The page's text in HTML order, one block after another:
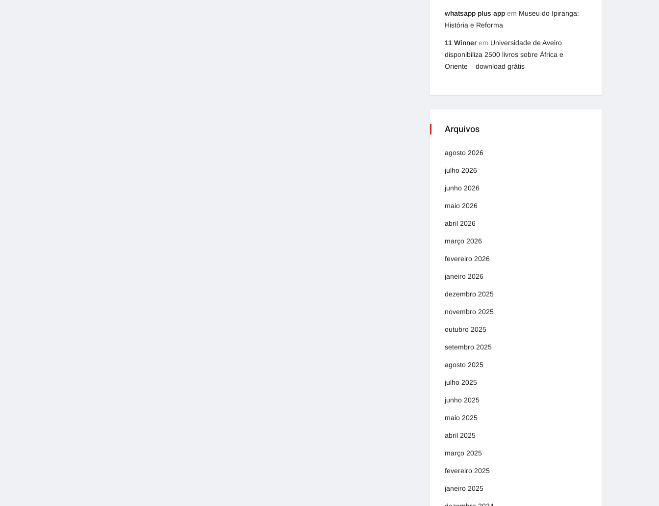
whatsapp plus app em Museu do Ipiranga:
História e Reforma
11 Winner em Universidade de Aveiro
disponibiliza 2500 livros sobre África e
Oriente – download grátis
Arquivos
agosto 2026
julho 2026
junho 2026
maio 2026
abril 2026
março 2026
fevereiro 2026
janeiro 2026
dezembro 2025
novembro 2025
outubro 2025
setembro 2025
agosto 2025
julho 2025
junho 2025
maio 2025
abril 2025
março 2025
fevereiro 2025
janeiro 2025